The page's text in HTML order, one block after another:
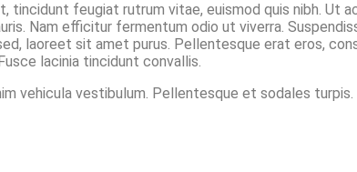
tincidunt feugiat rutrum vitae, euismod quis nibh. Ut
Nam efficitur fermentum odio ut viverra.
laoreet sit amet purus. Pellentesque erat eros,
lacinia tincidunt convallis.
vehicula vestibulum. Pellentesque et sodales